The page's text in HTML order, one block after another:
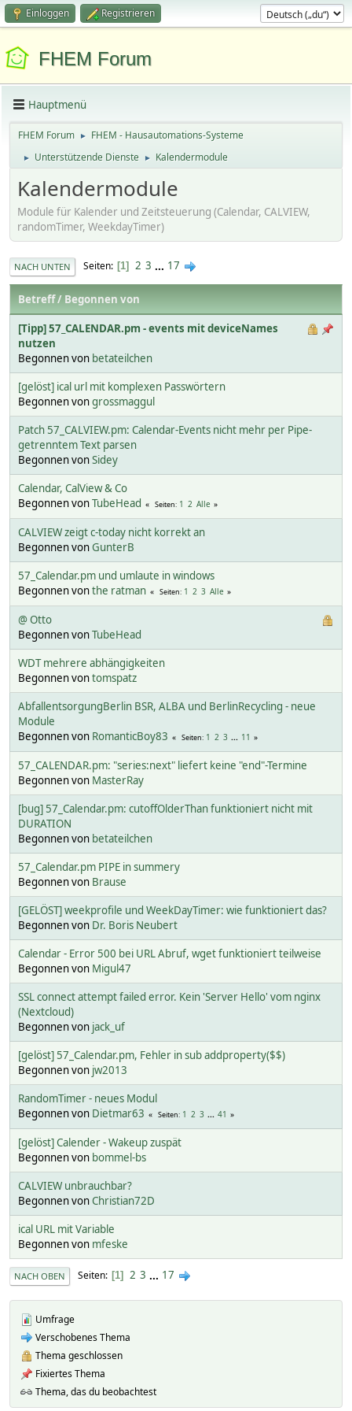
Einloggen Registrieren
FHEM Forum
Hauptmenü
FHEM Forum ► FHEM - Hausautomations-Systeme
► Unterstützende Dienste ► Kalendermodule
Kalendermodule
Module für Kalender und Zeitsteuerung (Calendar, CALVIEW,
randomTimer, WeekdayTimer)
NACH UNTEN Seiten 1 2 3 ... 17
Betreff/ Begonnen von
[Tipp] 57_CALENDAR.pm - events mit deviceNames
nutzen
Begonnen von betateilchen
[gelöst] ical url mit komplexen Passwörtern
Begonnen vongrossmaggul
Patch 57_CALVIEW.pm: Calendar-Events nicht mehr per Pipe-
getrenntem Text parsen
Begonnen vonSidey
Calendar, CalView & Co
Begonnen vonTubeHead Seiten 1 2 Alle
CALVIEW zeigt c-today nicht korrekt an
Begonnen vonGunterB
57_Calendar.pm und umlaute in windows
Begonnen vonthe ratman Seiten 1 2 3 Alle
@ Otto
Begonnen vonTubeHead
WDT mehrere abhängigkeiten
Begonnen vontomspatz
AbfallentsorgungBerlin BSR, ALBA und BerlinRecycling - neue
Module
Begonnen von RomanticBoy83 Seiten 1 2 3 ... 11
57_CALENDAR.pm: "series:next" liefert keine "end"-Termine
Begonnen von MasterRay
[bug] 57_Calendar.pm: cutoffOlderThan funktioniert nicht mit
DURATION
Begonnen von betateilchen
57_Calendar.pm PIPE in summery
Begonnen von Brause
[GELÖST] weekprofile und WeekDayTimer: wie funktioniert das?
Begonnen von Dr. Boris Neubert
Calendar - Error 500 bei URL Abruf, wget funktioniert teilweise
Begonnen von Migul47
SSL connect attempt failed error. Kein 'Server Hello' vom nginx
(Nextcloud)
Begonnen von jack_uf
[gelöst] 57_Calendar.pm, Fehler in sub addproperty($$)
Begonnen von jw2013
RandomTimer - neues Modul
Begonnen von Dietmar63 Seiten 1 2 3 ... 41
[gelöst] Calender - Wakeup zuspät
Begonnen von bommel-bs
CALVIEW unbrauchbar?
Begonnen vonChristian72D
ical URL mit Variable
Begonnen von mfeske
NACH OBEN Seiten 1 2 3 ... 17
Umfrage
Verschobenes Thema
Thema geschlossen
Fixiertes Thema
Thema, das du beobachtest